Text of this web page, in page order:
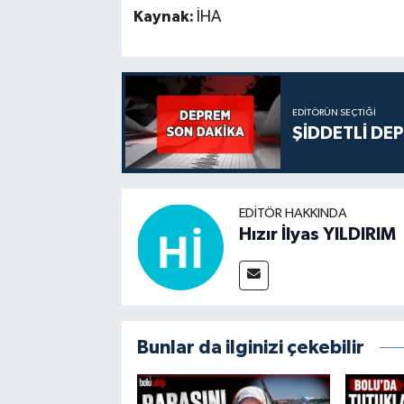
Kaynak: İHA
EDITÖRÜN SEÇTIĞI
ŞİDDETLİ
EDITÖR HAKKINDA
Hızır İlyas YILDIRIM
Bunlar da ilginizi çekebilir